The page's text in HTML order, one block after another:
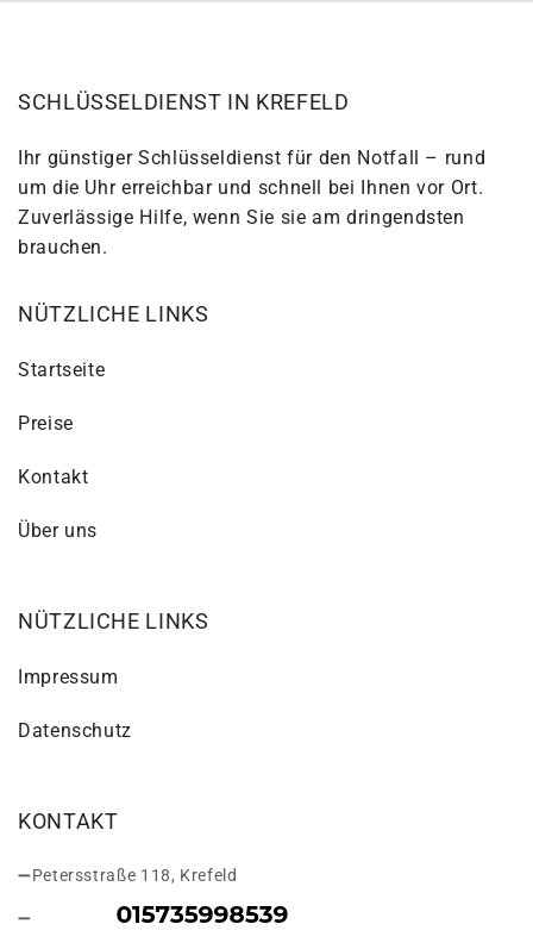
SCHLÜSSELDIENST IN KREFELD
Ihr günstiger Schlüsseldienst für den Notfall – rund
um die Uhr erreichbar und schnell bei Ihnen vor Ort.
Zuverlässige Hilfe, wenn Sie sie am dringendsten
brauchen.
NÜTZLICHE LINKS
Startseite
Preise
Kontakt
Über uns
NÜTZLICHE LINKS
Impressum
Datenschutz
KONTAKT
Petersstraße 118, Krefeld